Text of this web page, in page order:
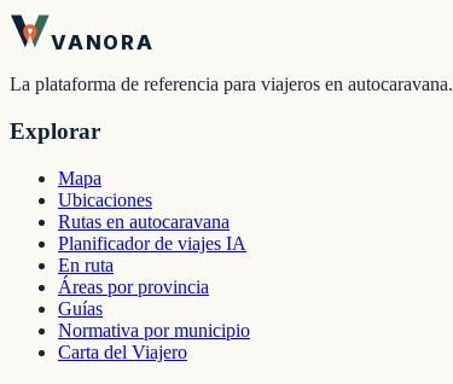
VANORA
La plataforma de referencia para viajeros en autocaravana.
Explorar
Mapa
Ubicaciones
Rutas en autocaravana
Planificador de viajes IA
En ruta
Áreas por provincia
Guías
Normativa por municipio
Carta del Viajero